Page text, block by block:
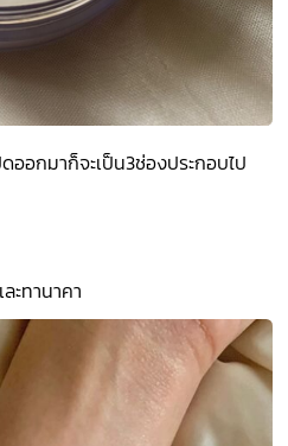
อกมาก็จะเป็น3ช่องประกอบไป
ะทานาคา